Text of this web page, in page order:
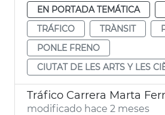
EN PORTADA TEMÁTICA
TRÁFICO
TRÀNSIT
PONLE FRENO
CIUTAT DE LES ARTS Y LES
modificado hace 2 meses